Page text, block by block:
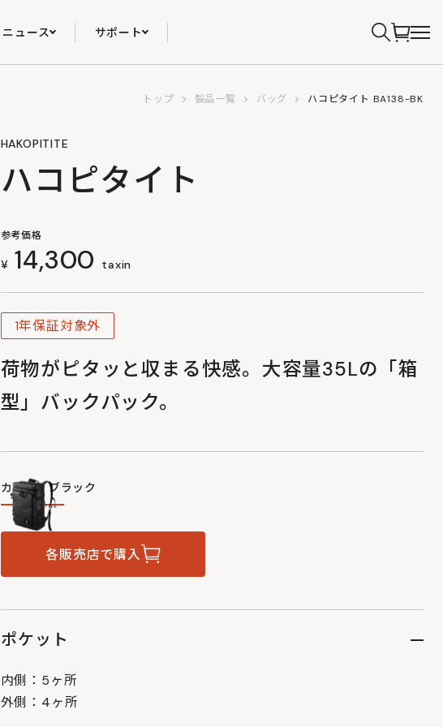
ニュース サポート
トップ 製品一覧 バッグ ハコピタイト BA138-BK
HAKOPITITE
ハコピタイト
参考価格
¥ 14,300 taxin
1年保証対象外
荷物がピタッと収まる快感。大容量35Lの「箱
型」バックパック。
カラー：ブラック
各販売店で購入
ポケット
内側：5ヶ所
外側：4ヶ所